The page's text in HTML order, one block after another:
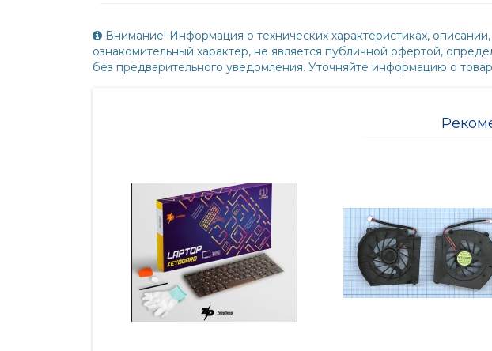
Внимание! Информация о технических характеристиках,
ознакомительный характер, не является публичной офертой,
без предварительного уведомления. Уточняйте информацию о